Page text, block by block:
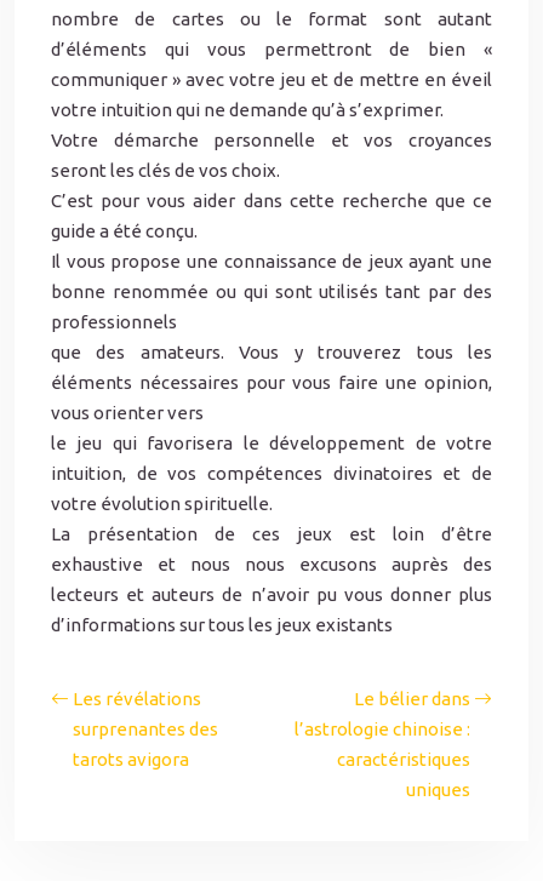
nombre de cartes ou le format sont autant
d’éléments qui vous permettront de bien «
communiquer » avec votre jeu et de mettre en éveil
votre intuition qui ne demande qu’à s’exprimer.
Votre démarche personnelle et vos croyances
seront les clés de vos choix.
C’est pour vous aider dans cette recherche que ce
guide a été conçu.
Il vous propose une connaissance de jeux ayant une
bonne renommée ou qui sont utilisés tant par des
professionnels
que des amateurs. Vous y trouverez tous les
éléments nécessaires pour vous faire une opinion,
vous orienter vers
le jeu qui favorisera le développement de votre
intuition, de vos compétences divinatoires et de
votre évolution spirituelle.
La présentation de ces jeux est loin d’être
exhaustive et nous nous excusons auprès des
lecteurs et auteurs de n’avoir pu vous donner plus
d’informations sur tous les jeux existants
Les révélations
surprenantes des
tarots avigora
Le bélier dans
l’astrologie chinoise :
caractéristiques
uniques